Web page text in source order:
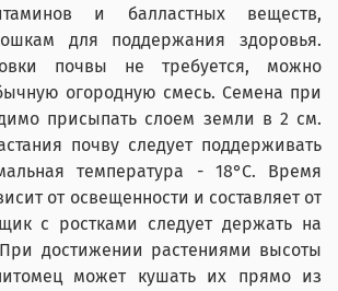
и балластных веществ,
для поддержания здоровья.
почвы не требуется, можно
огородную смесь. Семена при
присыпать слоем земли в 2 см.
почву следует поддерживать
температура - 18°С. Время
от освещенности и составляет от
с ростками следует держать на
достижении растениями высоты
может кушать их прямо из